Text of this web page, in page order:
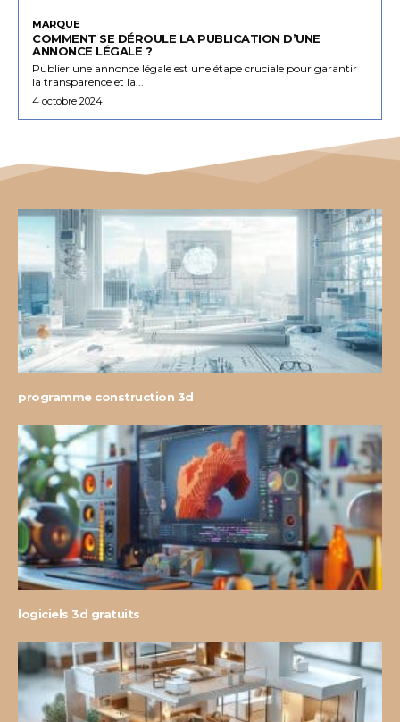
MARQUE
COMMENT SE DÉROULE LA PUBLICATION D’UNE
ANNONCE LÉGALE ?
Publier une annonce légale est une étape cruciale pour garantir
la transparence et la...
4 octobre 2024
programme construction 3d
logiciels 3d gratuits